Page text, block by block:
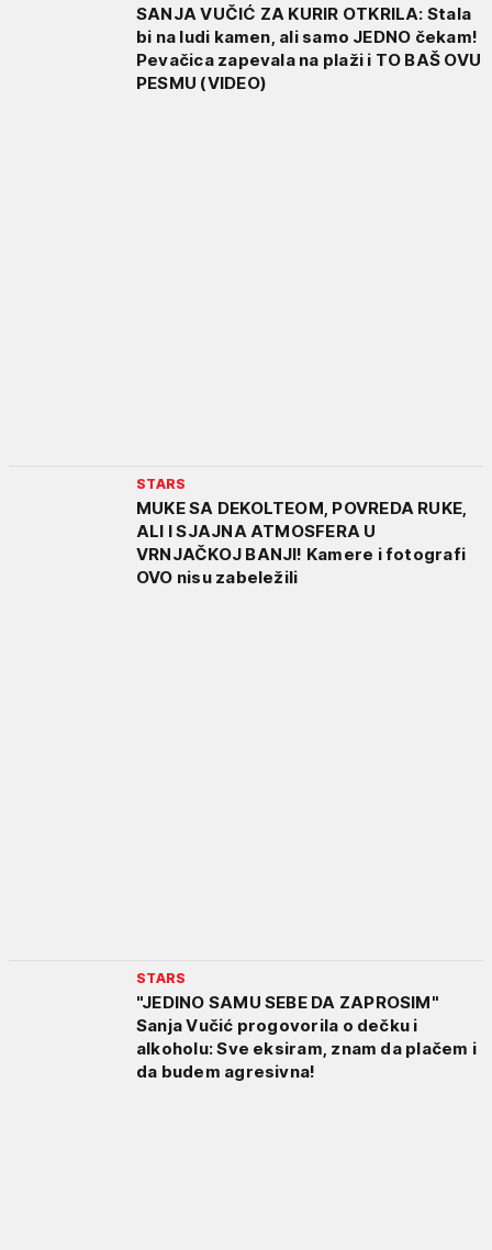
SANJA VUČIĆ ZA KURIR OTKRILA: Stala
bi na ludi kamen, ali samo JEDNO čekam!
Pevačica zapevala na plaži i TO BAŠ OVU
PESMU (VIDEO)
STARS
MUKE SA DEKOLTEOM, POVREDA RUKE,
ALI I SJAJNA ATMOSFERA U
VRNJAČKOJ BANJI! Kamere i fotografi
OVO nisu zabeležili
STARS
"JEDINO SAMU SEBE DA ZAPROSIM"
Sanja Vučić progovorila o dečku i
alkoholu: Sve eksiram, znam da plačem i
da budem agresivna!